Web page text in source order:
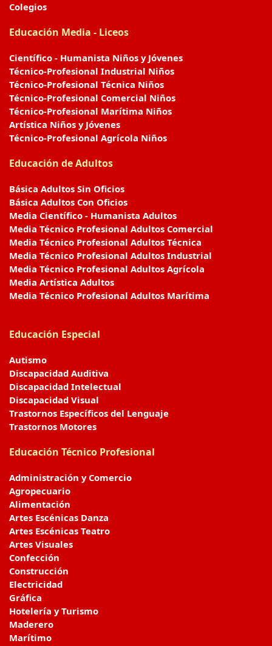
Colegios
Educación Media - Liceos
Científico - Humanista Niños y Jóvenes
Técnico-Profesional Industrial Niños
Técnico-Profesional Técnica Niños
Técnico-Profesional Comercial Niños
Técnico-Profesional Marítima Niños
Artística Niños y Jóvenes
Técnico-Profesional Agrícola Niños
Educación de Adultos
Básica Adultos Sin Oficios
Básica Adultos Con Oficios
Media Científico - Humanista Adultos
Media Técnico Profesional Adultos Comercial
Media Técnico Profesional Adultos Técnica
Media Técnico Profesional Adultos Industrial
Media Técnico Profesional Adultos Agrícola
Media Artística Adultos
Media Técnico Profesional Adultos Marítima
Educación Especial
Autismo
Discapacidad Auditiva
Discapacidad Intelectual
Discapacidad Visual
Trastornos Específicos del Lenguaje
Trastornos Motores
Educación Técnico Profesional
Administración y Comercio
Agropecuario
Alimentación
Artes Escénicas Danza
Artes Escénicas Teatro
Artes Visuales
Confección
Construcción
Electricidad
Gráfica
Hotelería y Turismo
Maderero
Marítimo